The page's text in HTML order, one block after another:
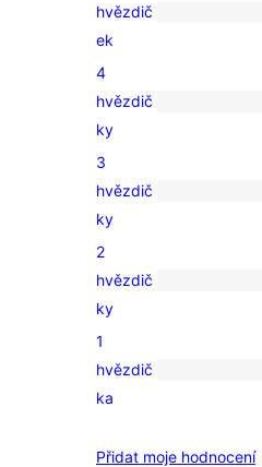
17
5hvězdičkové
hodnocení
hvězdič
ek
0
4hvězdičkové
hodnocení
4
hvězdič
ky
2
3hvězdičkové
hodnocení
3
hvězdič
ky
0
2hvězdičkové
hodnocení
2
hvězdič
ky
0
1hvězdičkové
1
hvězdič
ka
Přidat moje hodnocení